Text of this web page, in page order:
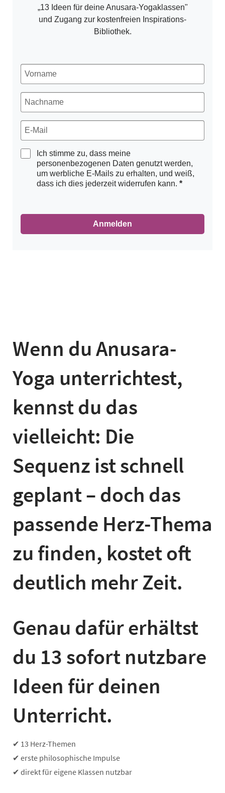
„13 Ideen für deine Anusara-Yogaklassen"
und Zugang zur kostenfreien Inspirations-
Bibliothek.
Ich stimme zu, dass meine
personenbezogenen Daten genutzt werden,
um werbliche E-Mails zu erhalten, und weiß,
dass ich dies jederzeit widerrufen kann.
Anmelden
Wenn du Anusara-
Yoga unterrichtest,
kennst du das
vielleicht: Die
Sequenz ist schnell
geplant – doch das
passende Herz-Thema
zu finden, kostet oft
deutlich mehr Zeit.
Genau dafür erhältst
du 13 sofort nutzbare
Ideen für deinen
Unterricht.
✔ 13 Herz-Themen
✔ erste philosophische Impulse
✔ direkt für eigene Klassen nutzbar